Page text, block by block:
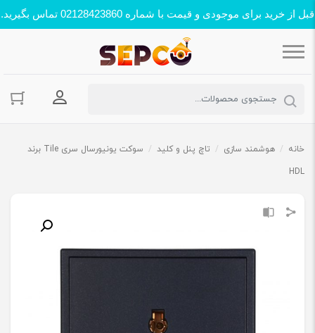
قبل از خرید برای موجودی و قیمت با شماره 02128423860 تماس بگیرید.
ورود به
خانه / هوشمند سازی / تاچ پنل و کلید /
سوکت یونیورسال سری Tile برند
HDL